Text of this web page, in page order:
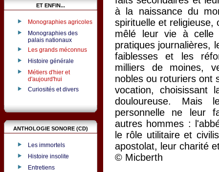
ET ENFIN...
Monographies agricoles
Monographies des
palais nationaux
Les grands méconnus
Histoire générale
Métiers d'hier et
d'aujourd'hui
Curiosités et divers
ANTHOLOGIE SONORE (CD)
Les immortels
Histoire insolite
Entretiens
à la naissance du
spirituelle et religieuse,
mêlé leur vie à celle
pratiques journalières,
faiblesses et les
milliers de moines,
nobles ou roturiers ont
vocation, choisissant
douloureuse. Mais
personnelle ne leur
autres hommes :
le rôle utilitaire et
apostolat, leur charité
© Micberth